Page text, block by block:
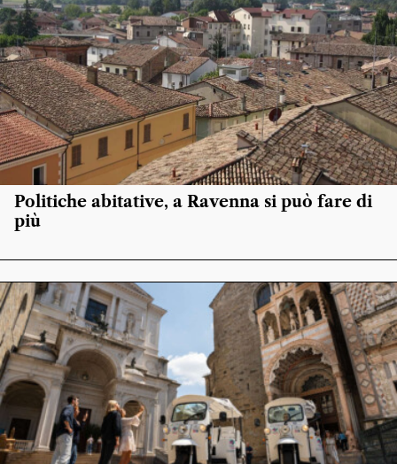
Politiche abitative, a Ravenna si può fare di
più